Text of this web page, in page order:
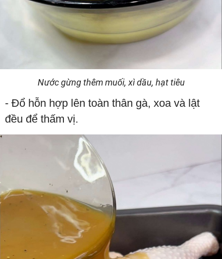
Nước gừng thêm muối, xì dầu, hạt tiêu
- Đổ hỗn hợp lên toàn thân gà, xoa và lật
đều để thấm vị.